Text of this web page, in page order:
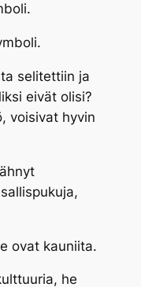
selitettiin ja
eivät olisi?
voisivat hyvin
ovat kauniita.
he